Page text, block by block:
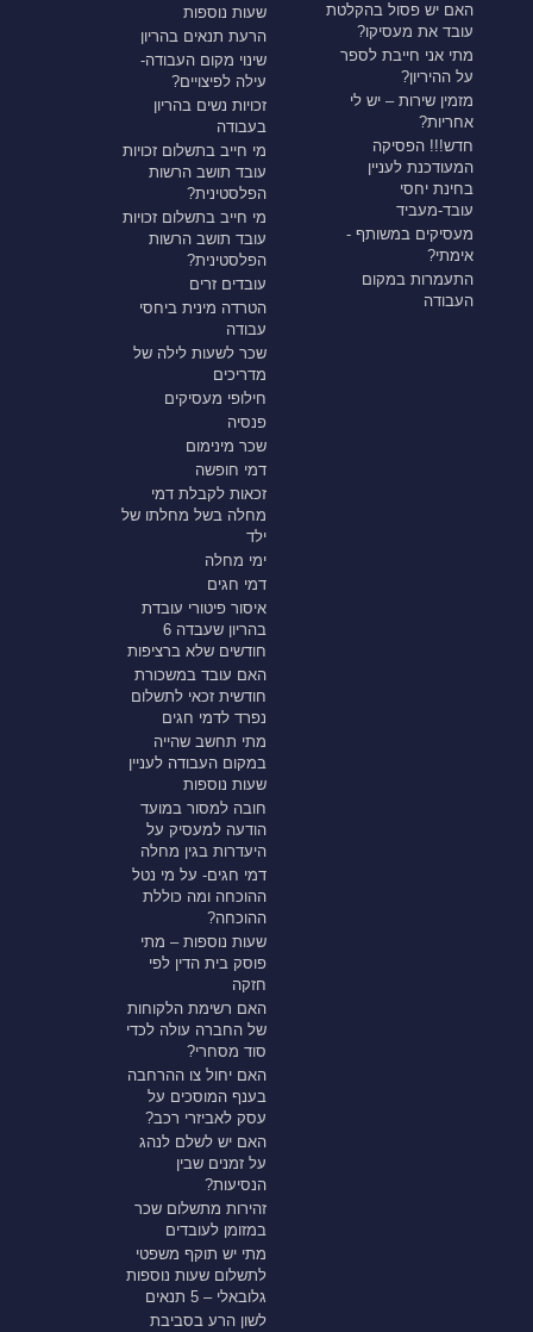
האם יש פסול בהקלטת
עובד את מעסיקו?
מתי אני חייבת לספר
על ההיריון?
מזמין שירות – יש לי
אחריות?
חדש!!! הפסיקה
המעודכנת לעניין
בחינת יחסי
עובד-מעביד
מעסיקים במשותף -
אימתי?
התעמרות במקום
העבודה
שעות נוספות
הרעת תנאים בהריון
שינוי מקום העבודה-
עילה לפיצויים?
זכויות נשים בהריון
בעבודה
מי חייב בתשלום זכויות
עובד תושב הרשות
הפלסטינית?
מי חייב בתשלום זכויות
עובד תושב הרשות
הפלסטינית?
עובדים זרים
הטרדה מינית ביחסי
עבודה
שכר לשעות לילה של
מדריכים
חילופי מעסיקים
פנסיה
שכר מינימום
דמי חופשה
זכאות לקבלת דמי
מחלה בשל מחלתו של
ילד
ימי מחלה
דמי חגים
איסור פיטורי עובדת
בהריון שעבדה 6
חודשים שלא ברציפות
האם עובד במשכורת
חודשית זכאי לתשלום
נפרד לדמי חגים
מתי תחשב שהייה
במקום העבודה לעניין
שעות נוספות
חובה למסור במועד
הודעה למעסיק על
היעדרות בגין מחלה
דמי חגים- על מי נטל
ההוכחה ומה כוללת
ההוכחה?
שעות נוספות – מתי
פוסק בית הדין לפי
חזקה
האם רשימת הלקוחות
של החברה עולה לכדי
סוד מסחרי?
האם יחול צו ההרחבה
בענף המוסכים על
עסק לאביזרי רכב?
האם יש לשלם לנהג
על זמנים שבין
הנסיעות?
זהירות מתשלום שכר
במזומן לעובדים
מתי יש תוקף משפטי
לתשלום שעות נוספות
גלובאלי – 5 תנאים
לשון הרע בסביבת